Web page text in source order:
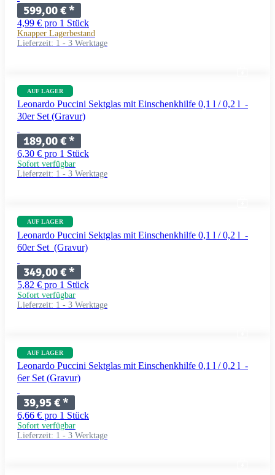
599,00 €*
4,99 € pro 1 Stück
Knapper Lagerbestand
Lieferzeit: 1 - 3 Werktage
AUF LAGER
Leonardo Puccini Sektglas mit Einschenkhilfe 0,1 l / 0,2 l -
30er Set (Gravur)
189,00 €*
6,30 € pro 1 Stück
Sofort verfügbar
Lieferzeit: 1 - 3 Werktage
AUF LAGER
Leonardo Puccini Sektglas mit Einschenkhilfe 0,1 l / 0,2 l -
60er Set (Gravur)
349,00 €*
5,82 € pro 1 Stück
Sofort verfügbar
Lieferzeit: 1 - 3 Werktage
AUF LAGER
Leonardo Puccini Sektglas mit Einschenkhilfe 0,1 l / 0,2 l -
6er Set (Gravur)
39,95 €*
6,66 € pro 1 Stück
Sofort verfügbar
Lieferzeit: 1 - 3 Werktage